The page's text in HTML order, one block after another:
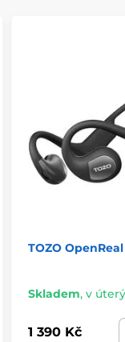
TOZO
Skladem, v úterý
1 390 Kč